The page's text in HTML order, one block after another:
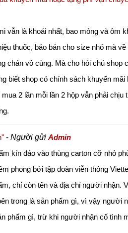
vẫn là khoái nhất, bao mỏng và ôm
thuốc, bảo bán cho size nhỏ mà
chán vô cùng. Mà cho hỏi chủ shop
biết shop có chính sách khuyến mãi
2 lần mỗi lần 2 hộp vẫn phải chịu
- Người gửi Admin
kín đáo vào thùng carton cỡ nhỏ
phong bởi tập đoàn viễn thông
chỉ còn tên và địa chỉ người nhận.
trong là sản phẩm gì, vì vậy người
phẩm gì, trừ khi người nhận cố tình